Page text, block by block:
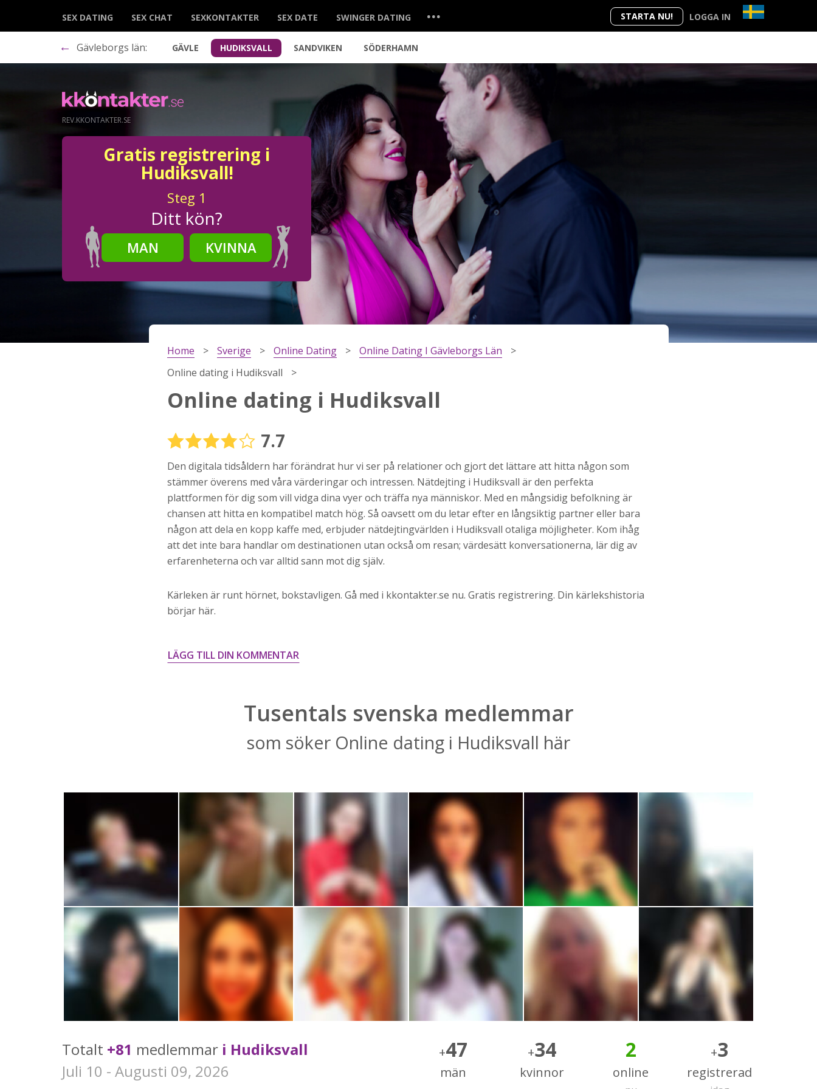
STARTA NU! LOGGA IN
SEX DATING SEX CHAT SEXKONTAKTER SEX DATE SWINGER DATING ...
← Gävleborgs län: GÄVLE HUDIKSVALL SANDVIKEN SÖDERHAMN
REV.KKONTAKTER.SE
Gratis registrering i
Hudiksvall!
Steg 1
Ditt kön?
MAN
KVINNA
Steg2
Ditt födelsedatum?
Steg 3
Din mailadress?
Genom att registrera godkänner jagVillkoren
och
information och reklam via e-post från hemsidans
operatörer. Jag kan dra tillbaka godkännande när jag
STARTA NU!
Home Sverige Online Dating
Online Dating I Gävleborgs Län
Online dating i Hudiksvall
Online dating i Hudiksvall
7.7
Den digitala tidsåldern har förändrat hur vi ser på relationer och gjort det lättare att hitta någon som
stämmer överens med våra värderingar och intressen. Nätdejting i Hudiksvall är den perfekta
plattformen för dig som vill vidga dina vyer och träffa nya människor. Med en mångsidig befolkning är
chansen att hitta en kompatibel match hög. Så oavsett om du letar efter en långsiktig partner eller bara
någon att dela en kopp kaffe med, erbjuder nätdejtingvärlden i Hudiksvall otaliga möjligheter. Kom ihåg
att det inte bara handlar om destinationen utan också om resan; värdesätt konversationerna, lär dig av
erfarenheterna och var alltid sann mot dig själv.
Kärleken är runt hörnet, bokstavligen. Gå med i kkontakter.se nu. Gratis registrering. Din kärlekshistoria
börjar här.
LÄGG TILL DIN KOMMENTAR
Tusentals svenska medlemmar
som söker Online dating i Hudiksvall här
Totalt +81 medlemmar i Hudiksvall
Juli 10 - Augusti 09, 2026
+47
män
+34
kvinnor
2
online
+3
registrerad